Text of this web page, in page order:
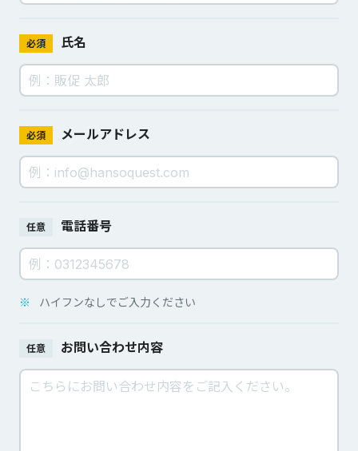
必須 氏名
必須 メールアドレス
任意 電話番号
※ ハイフンなしでご入力ください
任意 お問い合わせ内容